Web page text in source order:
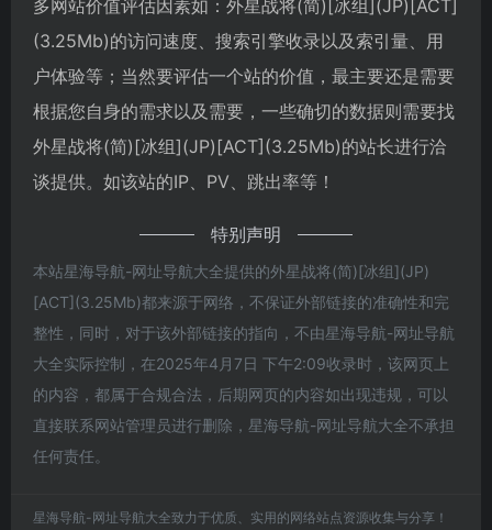
多网站价值评估因素如：外星战将(简)[冰组](JP)[ACT]
(3.25Mb)的访问速度、搜索引擎收录以及索引量、用
户体验等；当然要评估一个站的价值，最主要还是需要
根据您自身的需求以及需要，一些确切的数据则需要找
外星战将(简)[冰组](JP)[ACT](3.25Mb)的站长进行洽
谈提供。如该站的IP、PV、跳出率等！
特别声明
本站星海导航-网址导航大全提供的外星战将(简)[冰组](JP)
[ACT](3.25Mb)都来源于网络，不保证外部链接的准确性和完
整性，同时，对于该外部链接的指向，不由星海导航-网址导航
大全实际控制，在2025年4月7日 下午2:09收录时，该网页上
的内容，都属于合规合法，后期网页的内容如出现违规，可以
直接联系网站管理员进行删除，星海导航-网址导航大全不承担
任何责任。
星海导航-网址导航大全致力于优质、实用的网络站点资源收集与分享！